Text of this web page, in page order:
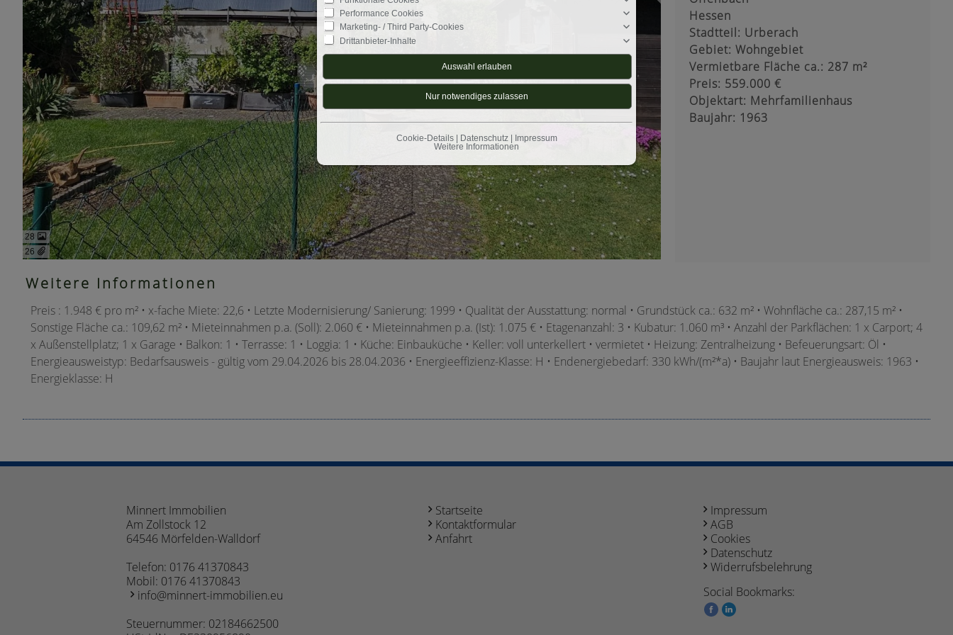
26
28
Hessen
Stadtteil: Urberach
Gebiet: Wohngebiet
Vermietbare Fläche ca.: 287 m²
Preis: 559.000 €
Objektart: Mehrfamilienhaus
Baujahr: 1963
Weitere Informationen
Preis : 1.948 € pro m² • x-fache Miete: 22,6 • Letzte Modernisierung/ Sanierung: 1999 • Qualität der Ausstattung: normal • Grundstück ca.: 632 m² • Wohnfläche ca.: 287,15 m² •
Sonstige Fläche ca.: 109,62 m² • Mieteinnahmen p.a. (Soll): 2.060 € • Mieteinnahmen p.a. (Ist): 1.075 € • Etagenanzahl: 3 • Kubatur: 1.060 m³ • Anzahl der Parkflächen: 1 x Carport; 4
x Außenstellplatz; 1 x Garage • Balkon: 1 • Terrasse: 1 • Loggia: 1 • Küche: Einbauküche • Keller: voll unterkellert • vermietet • Heizung: Zentralheizung • Befeuerungsart: Öl •
Energieausweistyp: Bedarfsausweis - gültig vom 29.04.2026 bis 28.04.2036 • Energieeffizienz-Klasse: H • Endenergiebedarf: 330 kWh/(m²*a) • Baujahr laut Energieausweis: 1963 •
Energieklasse: H
Minnert Immobilien
Am Zollstock 12
64546 Mörfelden-Walldorf
Telefon: 0176 41370843
Mobil: 0176 41370843
info@minnert-immobilien.eu
Steuernummer: 02184662500
Startseite
Kontaktformular
Anfahrt
Impressum
AGB
Cookies
Datenschutz
Widerrufsbelehrung
Social Bookmarks:
Performance Cookies
Marketing- / Third Party-Cookies
Drittanbieter-Inhalte
Cookie-Details| Datenschutz| Impressum
Weitere Informationen
Es werden nur die technisch notwendigen Cookies zugelassen und
Sie können Ihre Cookie-Einstellung jederzeit hier ändern:
Cookie-Details
zurück